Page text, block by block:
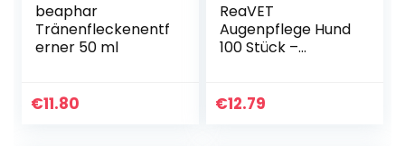
beaphar
Tränenfleckenentf
erner 50 ml
€11.80
ReaVET
Augenpflege Hund
100 Stück –
Augenreiniger für
€12.79